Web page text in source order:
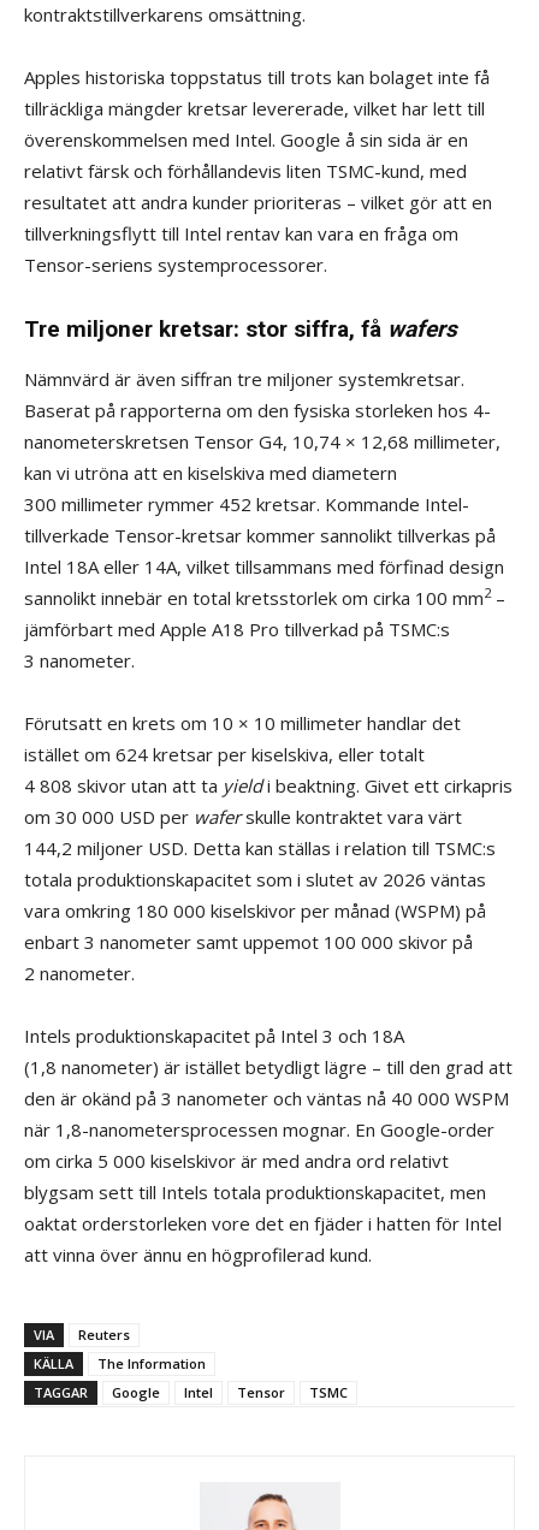
kontraktstillverkarens omsättning.
Apples historiska toppstatus till trots kan bolaget inte få
tillräckliga mängder kretsar levererade, vilket har lett till
överenskommelsen med Intel. Google å sin sida är en
relativt färsk och förhållandevis liten TSMC-kund, med
resultatet att andra kunder prioriteras – vilket gör att en
tillverkningsflytt till Intel rentav kan vara en fråga om
Tensor-seriens systemprocessorer.
Tre miljoner kretsar: stor siffra, få wafers
Nämnvärd är även siffran tre miljoner systemkretsar.
Baserat på rapporterna om den fysiska storleken hos 4-
nanometerskretsen Tensor G4, 10,74 × 12,68 millimeter,
kan vi utröna att en kiselskiva med diametern
300 millimeter rymmer 452 kretsar. Kommande Intel-
tillverkade Tensor-kretsar kommer sannolikt tillverkas på
Intel 18A eller 14A, vilket tillsammans med förfinad design
sannolikt innebär en total kretsstorlek om cirka 100 mm2–
jämförbart med Apple A18 Pro tillverkad på TSMC:s
3 nanometer.
Förutsatt en krets om 10 × 10 millimeter handlar det
istället om 624 kretsar per kiselskiva, eller totalt
4 808 skivor utan att ta yieldi beaktning. Givet ett cirkapris
om 30 000 USD per waferskulle kontraktet vara värt
144,2 miljoner USD. Detta kan ställas i relation till TSMC:s
totala produktionskapacitet som i slutet av 2026 väntas
vara omkring 180 000 kiselskivor per månad (WSPM) på
enbart 3 nanometer samt uppemot 100 000 skivor på
2 nanometer.
Intels produktionskapacitet på Intel 3 och 18A
(1,8 nanometer) är istället betydligt lägre – till den grad att
den är okänd på 3 nanometer och väntas nå 40 000 WSPM
när 1,8-nanometersprocessen mognar. En Google-order
om cirka 5 000 kiselskivor är med andra ord relativt
blygsam sett till Intels totala produktionskapacitet, men
oaktat orderstorleken vore det en fjäder i hatten för Intel
att vinna över ännu en högprofilerad kund.
VIA
Reuters
KÄLLA
The Information
TAGGAR
Google Intel Tensor TSMC